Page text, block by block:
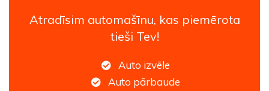
Atradīsim automašīnu, kas piemērota
tieši Tev!
Auto izvēle
Auto pārbaude